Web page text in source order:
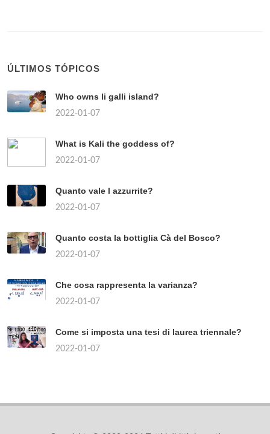
ÚLTIMOS TÓPICOS
Who owns li galli island?
2022-01-07
What is Kali the goddess of?
2022-01-07
Quanto vale l azzurrite?
2022-01-07
Quanto costa la bottiglia Cà del Bosco?
2022-01-07
Che cosa rappresenta la varianza?
2022-01-07
Come si imposta una tesi di laurea triennale?
2022-01-07